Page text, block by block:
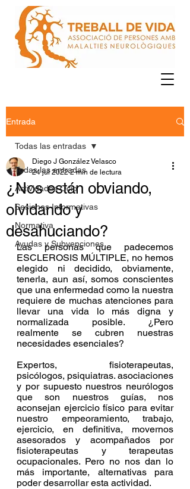
Entrada
Todas las entradas
Actividades Ocio
Sesiones Informativas
Normativa
Ayudas y Subvenciones
Todas las entradas
¿Nos están obviando,
olvidando y
desahuciando?
Diego J González Velasco
24 jul 2022 2 min de lectura
Las personas que padecemos
ESCLEROSIS MÚLTIPLE, no hemos
elegido ni decidido, obviamente,
tenerla, aun así, somos conscientes
que una enfermedad como la nuestra
requiere de muchas atenciones para
llevar una vida lo más digna y
normalizada posible. ¿Pero
realmente se cubren nuestras
necesidades esenciales?
Expertos, fisioterapeutas,
psicólogos, psiquiatras. asociaciones
y por supuesto nuestros neurólogos
que son nuestros guías, nos
aconsejan ejercicio físico para evitar
nuestro empeoramiento, trabajo,
ejercicio, en definitiva, movernos
asesorados y acompañados por
fisioterapeutas y terapeutas
ocupacionales. Pero no nos dan lo
más importante, alternativas para
poder desarrollar esta actividad.